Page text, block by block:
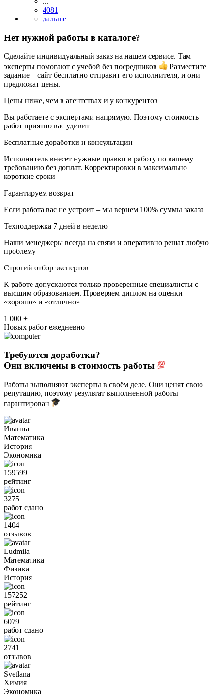
4081
Нет нужной работы в каталоге?
Сделайте индивидуальный заказ на нашем сервисе. Там
эксперты помогают с учебой без посредников
Разместите
задание – сайт бесплатно отправит его исполнителя, и они
предложат цены.
Цены ниже, чем в агентствах и у конкурентов
Вы работаете с экспертами напрямую. Поэтому стоимость
работ приятно вас удивит
Бесплатные доработки и консультации
Исполнитель внесет нужные правки в работу по вашему
требованию без доплат. Корректировки в максимально
короткие сроки
Гарантируем возврат
Если работа вас не устроит – мы вернем 100% суммы заказа
Техподдержка 7 дней в неделю
Наши менеджеры всегда на связи и оперативно решат любую
проблему
Строгий отбор экспертов
К работе допускаются только проверенные специалисты с
высшим образованием. Проверяем диплом на оценки
«хорошо» и «отлично»
1 000 +
Новых работ ежедневно
Требуются доработки?
Они включены в стоимость работы
Работы выполняют эксперты в своём деле. Они ценят свою
репутацию, поэтому результат выполненной работы
гарантирован
Иванна
Математика
История
Экономика
159599
рейтинг
3275
работ сдано
1404
отзывов
Ludmila
Математика
Физика
История
157252
рейтинг
6079
работ сдано
2741
отзывов
Svetlana
Химия
Экономика